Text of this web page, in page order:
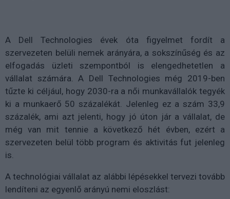
A Dell Technologies évek óta figyelmet fordít a
szervezeten belüli nemek arányára, a sokszínűség és az
elfogadás üzleti szempontból is elengedhetetlen a
vállalat számára. A Dell Technologies még 2019-ben
tűzte ki céljául, hogy 2030-ra a női munkavállalók tegyék
ki a munkaerő 50 százalékát. Jelenleg ez a szám 33,9
százalék, ami azt jelenti, hogy jó úton jár a vállalat, de
még van mit tennie a következő hét évben, ezért a
szervezeten belül több program és aktivitás fut jelenleg
is.
A technológiai vállalat az alábbi lépésekkel tervezi tovább
lendíteni az egyenlő arányú nemi eloszlást: